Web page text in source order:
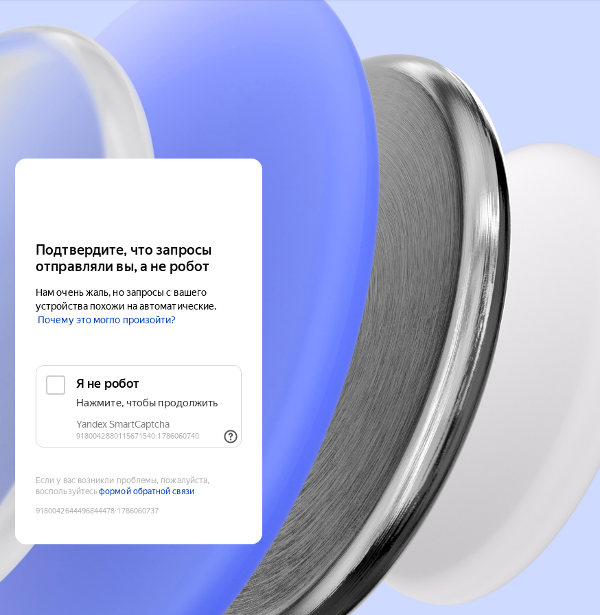
Подтвердите, что запросы
отправляли вы, а не робот
Нам очень жаль, но запросы с вашего
устройства похожи на автоматические.
Почему это могло произойти?
Если у вас возникли проблемы, пожалуйста,
воспользуйтесьформой обратной связи
9180042644496844478:1786060737